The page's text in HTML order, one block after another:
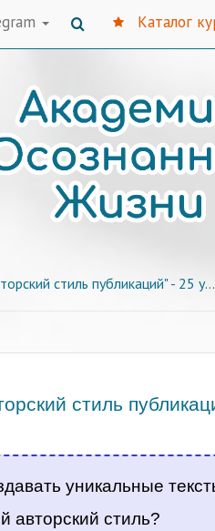
Каталог
публикаций" - 25 уроков с примерами и заданиями
стиль
уникальные
авторский стиль?